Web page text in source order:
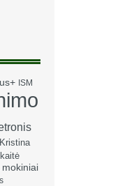
ISM
Kristina
mokiniai